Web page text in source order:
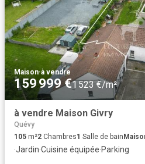
Maison·à vendre
159 999 €1 523 €/m²
à vendre Maison Givry
Quévy
105 m²2 Chambres1 Salle de bain
·Jardin·Cuisine équipée·Parking